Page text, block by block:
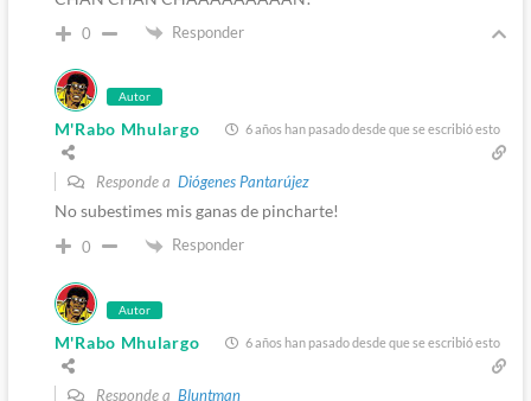
0 Responder
Autor
M'Rabo Mhulargo 6 años han pasado desde que se escribió esto
Responde a Diógenes Pantarújez
No subestimes mis ganas de pincharte!
0 Responder
Autor
M'Rabo Mhulargo 6 años han pasado desde que se escribió esto
Responde a Bluntman